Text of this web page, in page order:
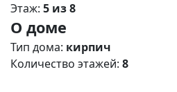
нами и выбери свой
«Зелёный квартал»
концепция «Зелёный
жилой комплекс
Этаж: 5 из 8
О доме
Тип дома: кирпич
Количество этажей: 8